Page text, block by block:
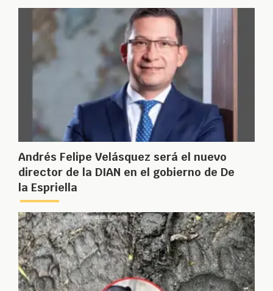
Andrés Felipe Velásquez será el nuevo
director de la DIAN en el gobierno de De
la Espriella